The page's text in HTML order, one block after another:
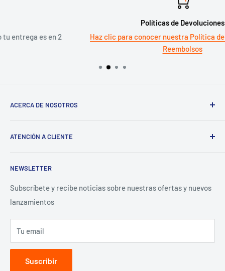
2
Políticas de Devoluciones
Haz clic para conocer nuestra Política de Devoluciones y
ACERCA DE NOSOTROS
Política de reembolso
ATENCIÓN A CLIENTE
Términos y Condiciones
Aviso de Privacidad
Contacto para proveedores
NEWSLETTER
Subscríbete y recibe noticias sobre nuestras ofertas y nuevos
lanzamientos
Tu email
Suscribir